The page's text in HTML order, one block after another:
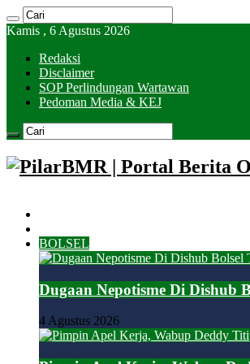
Kamis , 6 Agustus 2026
Redaksi
Disclaimer
SOP Perlindungan Wartawan
Pedoman Media & KEJ
BOLSEL
Dugaan Nepotisme Di Dishub
4 Agustus 2026